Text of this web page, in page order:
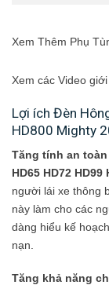
Xem Thêm Phụ
Xem các Video
Lợi ích Đèn
HD800 Mighty
Tăng tính an
HD65 HD72
người lái xe thông
này làm cho các
dàng hiểu kế
nạn.
Tăng khả năng